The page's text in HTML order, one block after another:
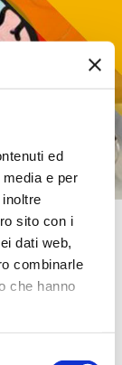
ed
e per
sito con i
dati web,
combinarle
che hanno
cercando di